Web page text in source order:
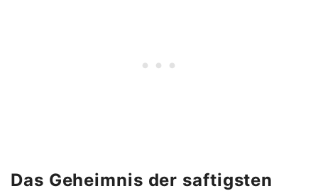
Das Geheimnis der saftigsten